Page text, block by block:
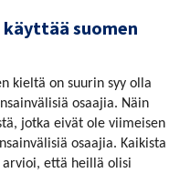
suomen
kieltä on suurin syy olla
osaajia. Näin
jotka eivät ole viimeisen
osaajia. Kaikista
arvioi, että heillä olisi